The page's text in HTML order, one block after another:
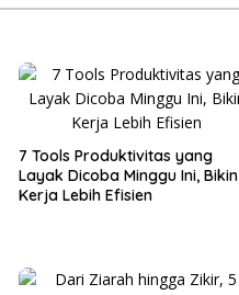
7 Tools Produktivitas yang
Layak Dicoba Minggu Ini, Bikin
Kerja Lebih Efisien